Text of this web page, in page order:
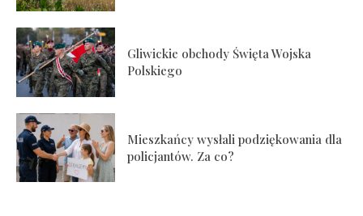
Gliwickie obchody Święta Wojska
Polskiego
Mieszkańcy wysłali podziękowania dla
policjantów. Za co?